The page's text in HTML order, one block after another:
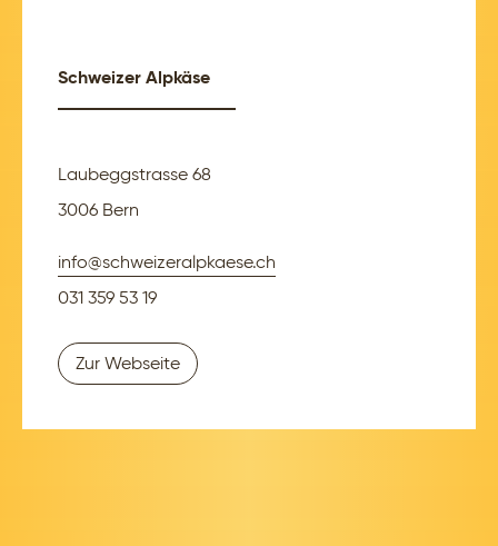
Schweizer Alpkäse
Laubeggstrasse 68
3006 Bern
info@schweizeralpkaese.ch
031 359 53 19
Zur Webseite